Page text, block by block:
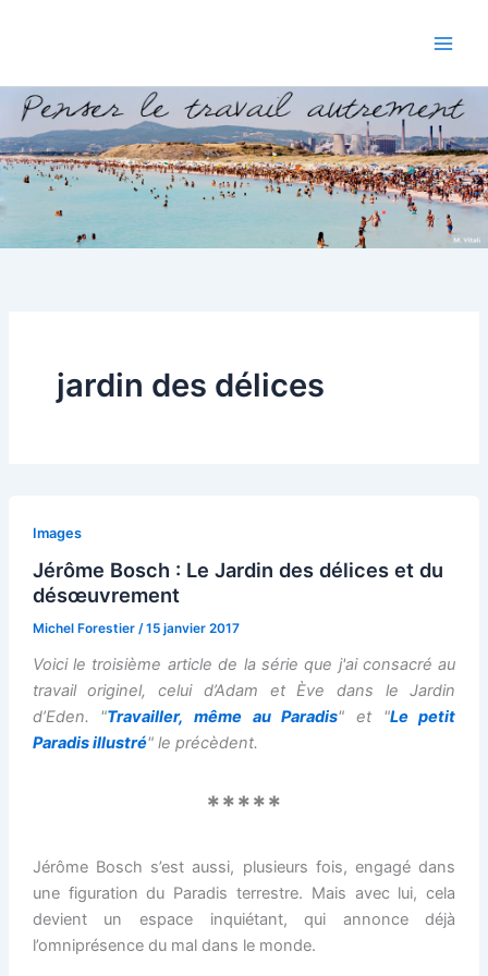
jardin des délices
Images
Jérôme Bosch : Le Jardin des délices et du
désœuvrement
Michel Forestier /15 janvier 2017
Voici le troisième article de la série que j'ai consacré au
travail originel, celui d’Adam et Ève dans le Jardin
d’Eden. "Travailler, même au Paradis" et "Le petit
Paradis illustré" le précèdent.
*****
Jérôme Bosch s’est aussi, plusieurs fois, engagé dans
une figuration du Paradis terrestre. Mais avec lui, cela
devient un espace inquiétant, qui annonce déjà
l’omniprésence du mal dans le monde.